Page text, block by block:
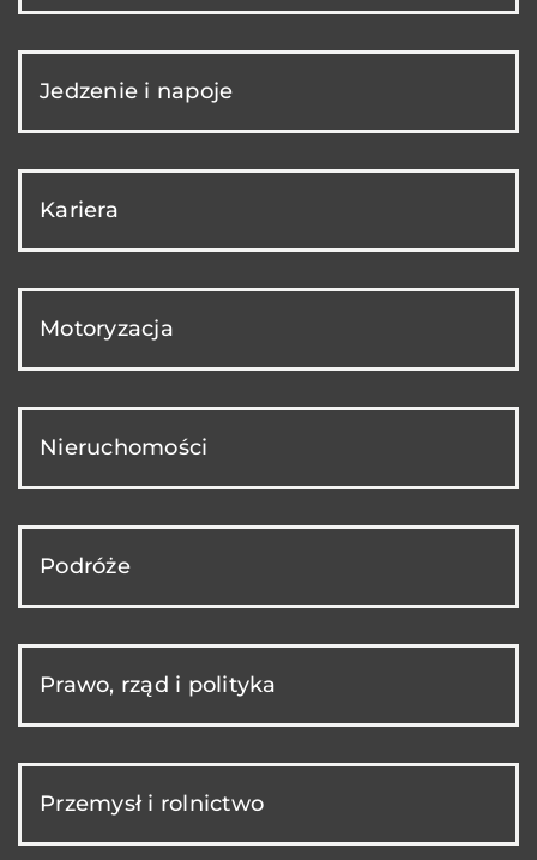
Jedzenie i napoje
Kariera
Motoryzacja
Nieruchomości
Podróże
Prawo, rząd i polityka
Przemysł i rolnictwo